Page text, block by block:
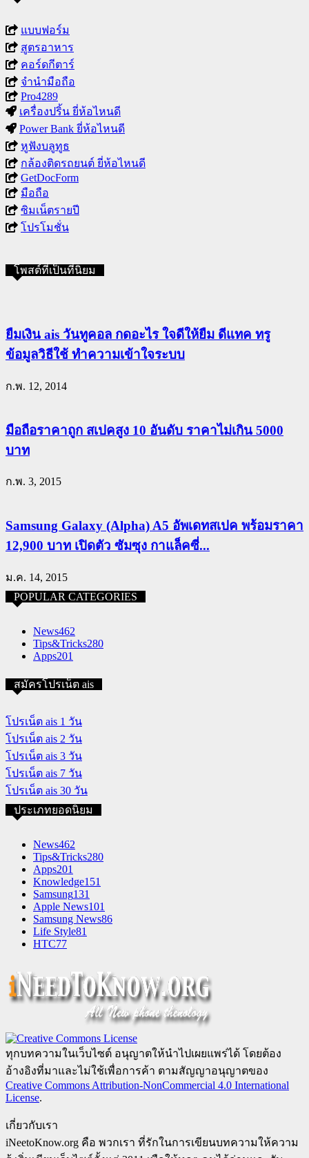
แบบฟอร์ม
สูตรอาหาร
คอร์ดกีตาร์
จำนำมือถือ
Pro4289
เครื่องปริ้น ยี่ห้อไหนดี
Power Bank ยี่ห้อไหนดี
หูฟังบลูทูธ
กล้องติดรถยนต์ ยี่ห้อไหนดี
GetDocForm
มือถือ
ซิมเน็ตรายปี
โปรโมชั่น
โพสต์ที่เป็นที่นิยม
ยืมเงิน ais วันทูคอล กดอะไร ใจดีให้ยืม ดีแทค ทรู
ข้อมูลวิธีใช้ ทำความเข้าใจระบบ
ก.พ. 12, 2014
มือถือราคาถูก สเปคสูง 10 อันดับ ราคาไม่เกิน 5000
บาท
ก.พ. 3, 2015
Samsung Galaxy (Alpha) A5 อัพเดทสเปค พร้อมราคา
12,900 บาท เปิดตัว ซัมซุง กาแล็คซี่...
ม.ค. 14, 2015
POPULAR CATEGORIES
News462
Tips&Tricks280
Apps201
สมัครโปรเน็ต ais
โปรเน็ต ais 1 วัน
โปรเน็ต ais 2 วัน
โปรเน็ต ais 3 วัน
โปรเน็ต ais 7 วัน
โปรเน็ต ais 30 วัน
ประเภทยอดนิยม
News462
Tips&Tricks280
Apps201
Knowledge151
Samsung131
Apple News101
Samsung News86
Life Style81
HTC77
ทุกบทความในเว็บไซต์ อนุญาตให้นำไปเผยแพร่ได้ โดยต้อง
อ้างอิงที่มาและไม่ใช้เพื่อการค้า ตามสัญญาอนุญาตของ
Creative Commons Attribution-NonCommercial 4.0 International
License.
เกี่ยวกับเรา
iNeetoKnow.org คือ พวกเรา ที่รักในการเขียนบทความให้ความ